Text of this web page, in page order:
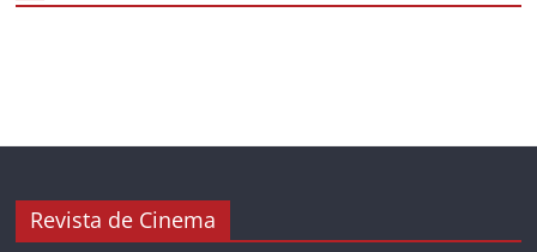
Revista de Cinema